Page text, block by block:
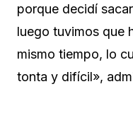
porque decidí
luego tuvimos que
mismo tiempo, lo
tonta y difícil»,